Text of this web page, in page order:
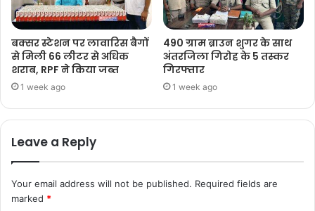
बक्सर स्टेशन पर लावारिस बैगों
से मिली 66 लीटर से अधिक
शराब, RPF ने किया जब्त
1 week ago
490 ग्राम ब्राउन शुगर के साथ
अंतरजिला गिरोह के 5 तस्कर
गिरफ्तार
1 week ago
Leave a Reply
Your email address will not be published. Required fields are
marked *